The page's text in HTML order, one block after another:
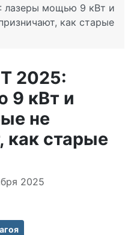
лазеры мощью 9 кВт и
как старые
2025:
9 кВт и
не
как старые
2025